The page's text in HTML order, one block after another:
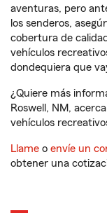
aventuras, pero
los senderos,
cobertura de
vehículos
dondequiera que
¿Quiere más
Roswell, NM,
vehículos
Llame o envíe un
obtener una